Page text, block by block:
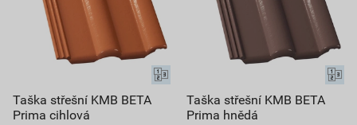
Taška střešní KMB BETA
Prima cihlová
Taška střešní KMB BETA
Prima hnědá